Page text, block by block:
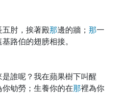
肘，挨著殿那邊的牆； 那一
路伯的翅膀相接。
誰呢？我在蘋果樹下叫醒
你劬勞；生養你的在那裡為你